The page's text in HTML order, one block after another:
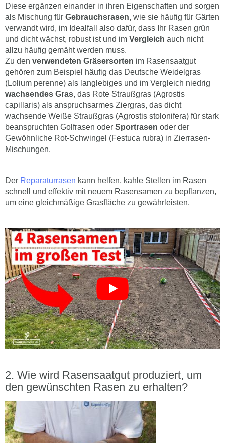
Diese ergänzen einander in ihren Eigenschaften und sorgen
als Mischung für Gebrauchsrasen, wie sie häufig für Gärten
verwandt wird, im Idealfall also dafür, dass Ihr Rasen grün
und dicht wächst, robust ist und im Vergleich auch nicht
allzu häufig gemäht werden muss.
Zu den verwendeten Gräsersorten im Rasensaatgut
gehören zum Beispiel häufig das Deutsche Weidelgras
(Lolium perenne) als langlebiges und im Vergleich niedrig
wachsendes Gras, das Rote Straußgras (Agrostis
capillaris) als anspruchsarmes Ziergras, das dicht
wachsende Weiße Straußgras (Agrostis stolonifera) für stark
beanspruchten Golfrasen oder Sportrasen oder der
Gewöhnliche Rot-Schwingel (Festuca rubra) in Zierrasen-
Mischungen.
Der Reparaturrasen kann helfen, kahle Stellen im Rasen
schnell und effektiv mit neuem Rasensamen zu bepflanzen,
um eine gleichmäßige Grasfläche zu gewährleisten.
Wie wird Rasensaatgut produziert, um
den gewünschten Rasen zu erhalten?